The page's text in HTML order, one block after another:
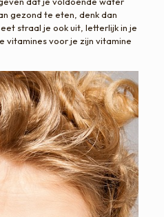
gezond te eten, denk dan
straal je ook uit, letterlijk in je
vitamines voor je zijn vitamine